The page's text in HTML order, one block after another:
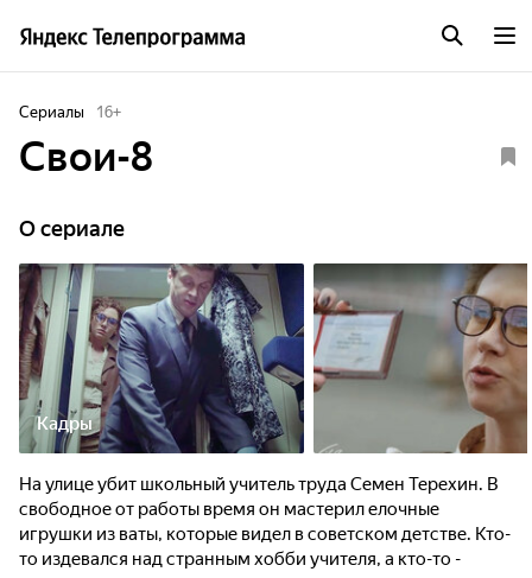
Сериалы 16+
Свои-8
O сериале
Кадры
На улице убит школьный учитель труда Семен Терехин. В
свободное от работы время он мастерил елочные
игрушки из ваты, которые видел в советском детстве. Кто-
то издевался над странным хобби учителя, а кто-то -